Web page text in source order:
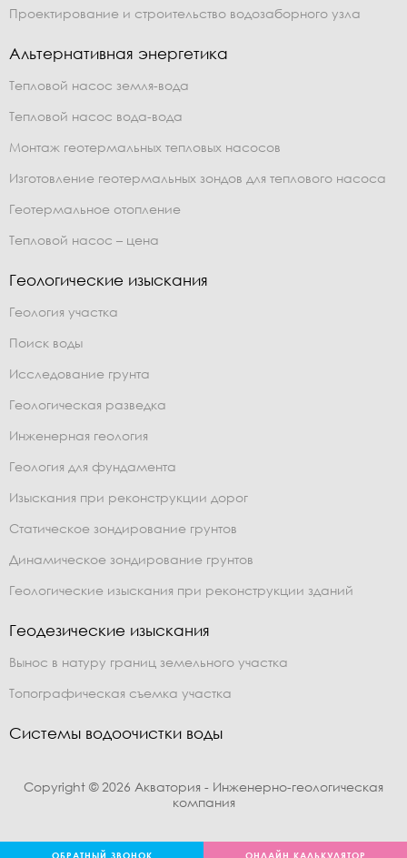
ОБРАТНЫЙ ЗВОНОК ОНЛАЙН КАЛЬКУЛЯТОР
Проектирование и строительство водозаборного узла
Альтернативная энергетика
Тепловой насос земля-вода
Тепловой насос вода-вода
Монтаж геотермальных тепловых насосов
Изготовление геотермальных зондов для теплового насоса
Геотермальное отопление
Тепловой насос – цена
Геологические изыскания
Геология участка
Поиск воды
Исследование грунта
Геологическая разведка
Инженерная геология
Геология для фундамента
Изыскания при реконструкции дорог
Статическое зондирование грунтов
Динамическое зондирование грунтов
Геологические изыскания при реконструкции зданий
Геодезические изыскания
Вынос в натуру границ земельного участка
Топографическая съемка участка
Системы водоочистки воды
Copyright © 2026 Акватория - Инженерно-геологическая
компания